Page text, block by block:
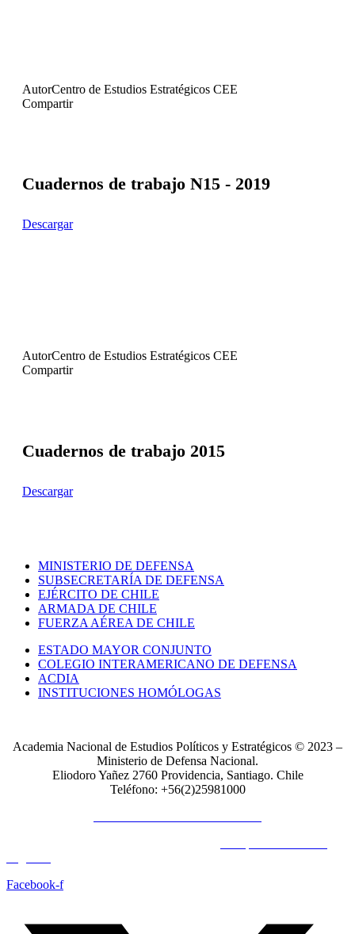
AutorCentro de Estudios Estratégicos CEE
Compartir
Cuadernos de trabajo N15 - 2019
Descargar
AutorCentro de Estudios Estratégicos CEE
Compartir
Cuadernos de trabajo 2015
Descargar
MINISTERIO DE DEFENSA
SUBSECRETARÍA DE DEFENSA
EJÉRCITO DE CHILE
ARMADA DE CHILE
FUERZA AÉREA DE CHILE
ESTADO MAYOR CONJUNTO
COLEGIO INTERAMERICANO DE DEFENSA
ACDIA
INSTITUCIONES HOMÓLOGAS
Academia Nacional de Estudios Políticos y Estratégicos © 2023 –
Ministerio de Defensa Nacional.
Eliodoro Yañez 2760 Providencia, Santiago. Chile
Teléfono: +56(2)25981000
Facebook-f